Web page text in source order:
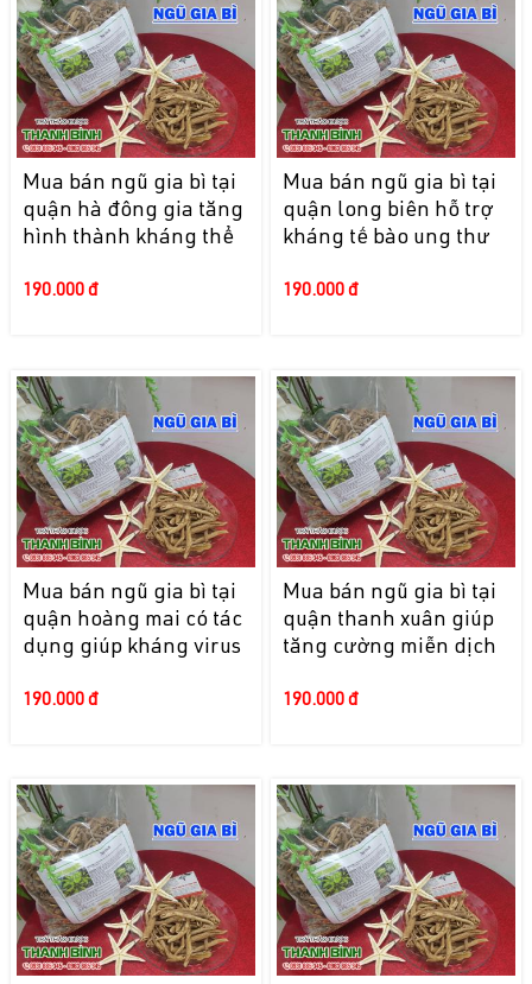
Mua bán ngũ gia bì tại
quận hà đông gia tăng
hình thành kháng thể
190.000 đ
Mua bán ngũ gia bì tại
quận long biên hỗ trợ
kháng tế bào ung thư
190.000 đ
Mua bán ngũ gia bì tại
quận hoàng mai có tác
dụng giúp kháng virus
190.000 đ
Mua bán ngũ gia bì tại
quận thanh xuân giúp
tăng cường miễn dịch
190.000 đ